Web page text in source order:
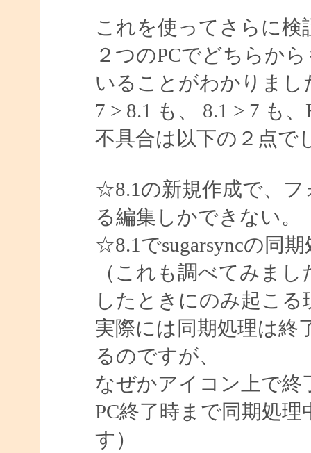
これを使ってさらに検
２つのPCでどちらか
いることがわかりまし
7 > 8.1 も、 8.1 > 7 も
不具合は以下の２点で
☆8.1の新規作成で、
る編集しかできない。
☆8.1でsugarsyncの同
（これも調べてみま
したときにのみ起こる
実際には同期処理は終
るのですが、
なぜかアイコン上で
PC終了時まで同期処
す）